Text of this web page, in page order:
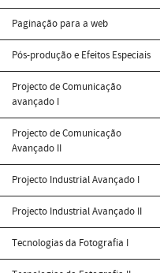
Paginação para a web
Pós-produção e Efeitos Especiais
Projecto de Comunicação
avançado I
Projecto de Comunicação
Avançado II
Projecto Industrial Avançado I
Projecto Industrial Avançado II
Tecnologias da Fotografia I